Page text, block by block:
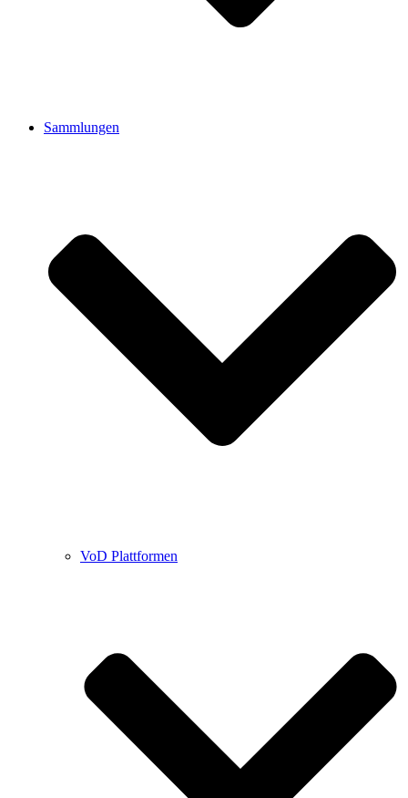
Sammlungen
VoD Plattformen